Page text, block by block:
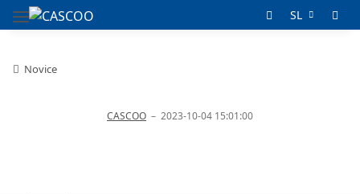
SL
Novice
CASCOO – 2023-10-04 15:01:00